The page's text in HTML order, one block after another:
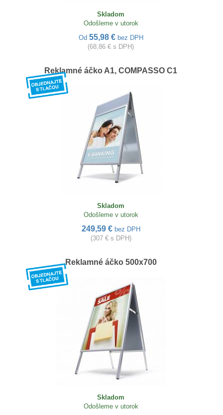
Skladom
Odošleme v utorok
Od 55,98 € bez DPH
(68,86 € s DPH)
Reklamné áčko A1, COMPASSO C1
Skladom
Odošleme v utorok
249,59 € bez DPH
(307 € s DPH)
Reklamné áčko 500x700
Skladom
Odošleme v utorok